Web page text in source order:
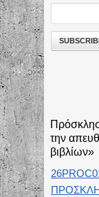
την
βιβλίων»